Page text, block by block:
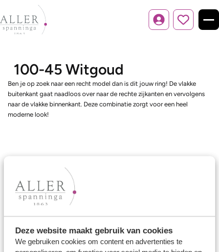
Deze website maakt gebruik van cookies
We gebruiken cookies om content en advertenties te
Inloggen
100-45 Witgoud
Ben je op zoek naar een recht model dan is dit jouw ring! De vlakke
buitenkant gaat naadloos over naar de rechte zijkanten en vervolgens
naar de vlakke binnenkant. Deze combinatie zorgt voor een heel
moderne look!
Ons aanbod
Memoireringen
Verlovingsringen